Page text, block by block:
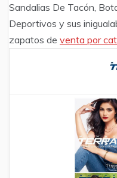
Sandalias De Tacón,
Deportivos y sus
zapatos de venta por